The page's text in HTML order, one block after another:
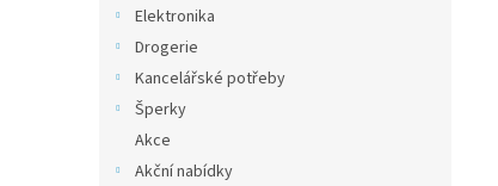
Elektronika
Drogerie
Kancelářské potřeby
Šperky
Akce
Akční nabídky